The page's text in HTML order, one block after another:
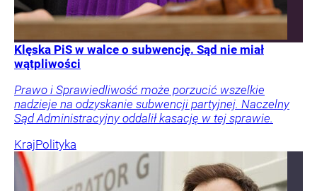
Klęska PiS w walce o subwencję. Sąd nie miał
wątpliwości
Prawo i Sprawiedliwość może porzucić wszelkie
nadzieje na odzyskanie subwencji partyjnej. Naczelny
Sąd Administracyjny oddalił kasację w tej sprawie.
KrajPolityka